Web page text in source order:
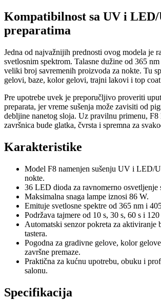
Kompatibilnost sa UV i
preparatima
Jedna od najvažnijih prednosti ovog modela je
svetlosnim spektrom. Talasne dužine od 365
veliki broj savremenih proizvoda za nokte. Tu
gelovi, baze, kolor gelovi, trajni lakovi i top
Pre upotrebe uvek je preporučljivo proveriti
preparata, jer vreme sušenja može zavisiti od
debljine nanetog sloja. Uz pravilnu primenu, F8
završnica bude glatka, čvrsta i spremna za
Karakteristike
Model F8 namenjen sušenju UV i LED/
nokte.
36 LED dioda za ravnomerno osvetljenje
Maksimalna snaga lampe iznosi 86 W.
Emituje svetlosne spektre od 365 nm i
Podržava tajmere od 10 s, 30 s, 60 s i 120
Automatski senzor pokreta za aktiviranje
tastera.
Pogodna za gradivne gelove, kolor
završne premaze.
Praktična za kućnu upotrebu, obuku i
salonu.
Specifikacija